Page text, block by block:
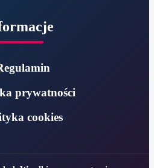
prywatności
cookies